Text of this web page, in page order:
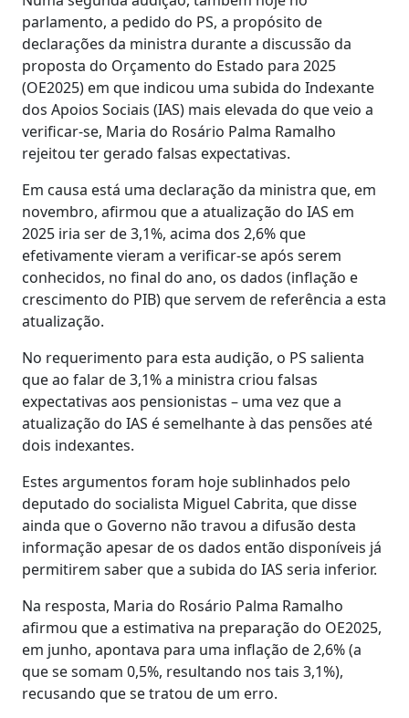
parlamento, a pedido do PS, a propósito de
declarações da ministra durante a discussão da
proposta do Orçamento do Estado para 2025
(OE2025) em que indicou uma subida do Indexante
dos Apoios Sociais (IAS) mais elevada do que veio a
verificar-se, Maria do Rosário Palma Ramalho
rejeitou ter gerado falsas expectativas.
Em causa está uma declaração da ministra que, em
novembro, afirmou que a atualização do IAS em
2025 iria ser de 3,1%, acima dos 2,6% que
efetivamente vieram a verificar-se após serem
conhecidos, no final do ano, os dados (inflação e
crescimento do PIB) que servem de referência a esta
atualização.
No requerimento para esta audição, o PS salienta
que ao falar de 3,1% a ministra criou falsas
expectativas aos pensionistas – uma vez que a
atualização do IAS é semelhante à das pensões até
dois indexantes.
Estes argumentos foram hoje sublinhados pelo
deputado do socialista Miguel Cabrita, que disse
ainda que o Governo não travou a difusão desta
informação apesar de os dados então disponíveis já
permitirem saber que a subida do IAS seria inferior.
Na resposta, Maria do Rosário Palma Ramalho
afirmou que a estimativa na preparação do OE2025,
em junho, apontava para uma inflação de 2,6% (a
que se somam 0,5%, resultando nos tais 3,1%),
recusando que se tratou de um erro.